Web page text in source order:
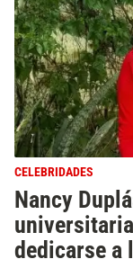
CELEBRIDADES
Nancy
dedicarse a